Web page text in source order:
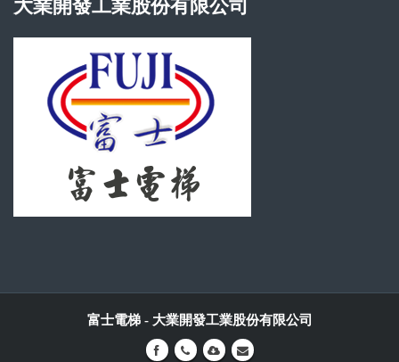
富士電梯 - 大業開發工業股份有限公司